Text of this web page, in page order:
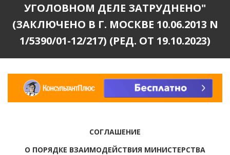
УГОЛОВНОМ ДЕЛЕ ЗАТРУДНЕНО"
(ЗАКЛЮЧЕНО В Г. МОСКВЕ 10.06.2013 N
1/5390/01-12/217) (РЕД. ОТ 19.10.2023)
СОГЛАШЕНИЕ
О ПОРЯДКЕ ВЗАИМОДЕЙСТВИЯ МИНИСТЕРСТВА